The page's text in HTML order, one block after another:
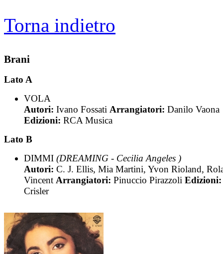
Torna indietro
Brani
Lato A
VOLA
Autori: Ivano Fossati Arrangiatori: Danilo Vaona
Edizioni: RCA Musica
Lato B
DIMMI (DREAMING - Cecilia Angeles )
Autori: C. J. Ellis, Mia Martini, Yvon Rioland,
Vincent Arrangiatori: Pinuccio Pirazzoli Edizioni:
Crisler